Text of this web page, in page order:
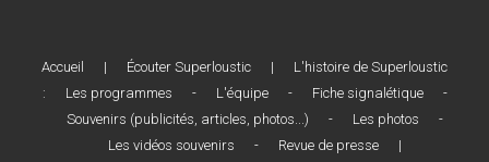
Accueil | Écouter Superloustic |
L'histoire de Superloustic
:
Les programmes - L'équipe - Fiche signalétique
-
Souvenirs (publicités, articles, photos...)
- Les photos
-
Les vidéos souvenirs
- Revue de presse
|